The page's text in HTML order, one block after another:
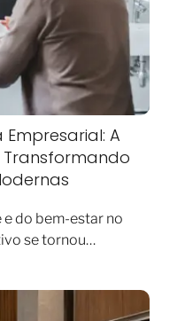
Empresarial: A
Transformando
do bem-estar no
se tornou…